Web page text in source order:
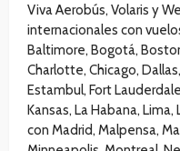
Viva Aerobús, Volaris y
internacionales con
Baltimore, Bogotá,
Charlotte, Chicago,
Estambul, Fort
Kansas, La Habana,
con Madrid, Malpensa,